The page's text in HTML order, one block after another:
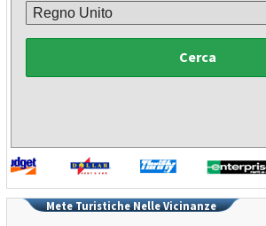
Cerca
Mete Turistiche Nelle Vicinanze